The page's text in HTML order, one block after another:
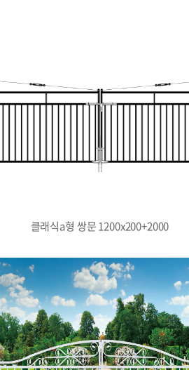
클래식a형 쌍문 1200x200+2000